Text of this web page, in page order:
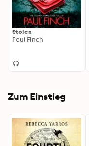
Stolen
Paul Finch
Zum Einstieg